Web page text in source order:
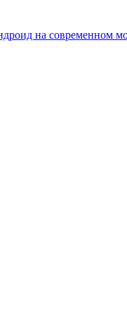
на современном